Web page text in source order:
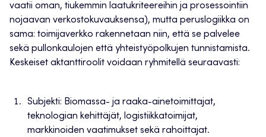
vaatii oman, tiukemmin laatukriteereihin ja prosessointiin
nojaavan verkostokuvauksensa), mutta peruslogiikka on
sama: toimijaverkko rakennetaan niin, että se palvelee
sekä pullonkaulojen että yhteistyöpolkujen tunnistamista.
Keskeiset aktanttiroolit voidaan ryhmitellä seuraavasti:
Subjekti: Biomassa- ja raaka-ainetoimittajat,
teknologian kehittäjät, logistiikkatoimijat,
markkinoiden vaatimukset sekä rahoittajat.